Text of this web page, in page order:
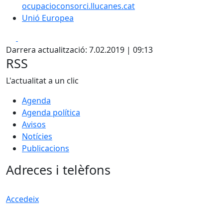
ocupacioconsorci.llucanes.cat
Unió Europea
Unió Europea
Darrera actualització: 7.02.2019 | 09:13
RSS
L'actualitat a un clic
Agenda
Agenda política
Avisos
Notícies
Publicacions
Adreces i telèfons
Accedeix